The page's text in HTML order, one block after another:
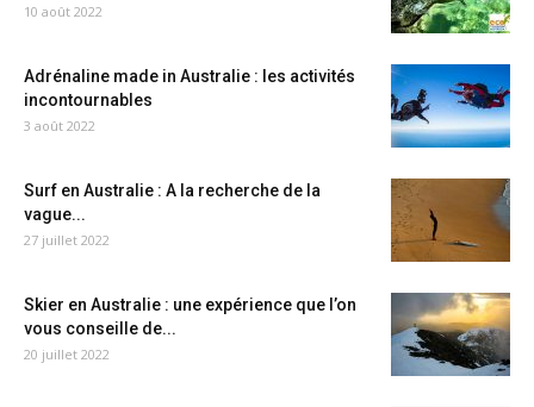
10 août 2022
Adrénaline made in Australie : les activités
incontournables
3 août 2022
Surf en Australie : A la recherche de la
vague...
27 juillet 2022
Skier en Australie : une expérience que l’on
vous conseille de...
20 juillet 2022